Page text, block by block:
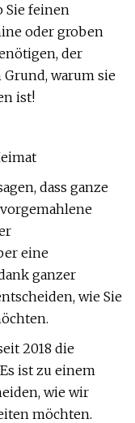
Sie feinen
oder groben
der
warum sie
ist!
dass ganze
eine
ganzer
wie Sie
2018 die
ist zu einem
wie wir
möchten.